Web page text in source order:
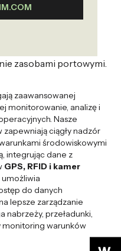
Industrial IoT
monitorowanie
i integrację
zasobami portowymi.
zaawansowanej
monitorowanie, analizę i
Nasze
ciągły nadzór
środowiskowymi
integrując dane z
GPS, RFID i kamer
do danych
lepsze zarządzanie
nabrzeży, przeładunki,
monitoring warunków